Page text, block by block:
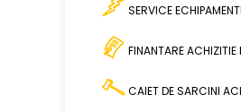
SERVICE
FINANTARE ACHIZITIE
CAIET DE SARCINI